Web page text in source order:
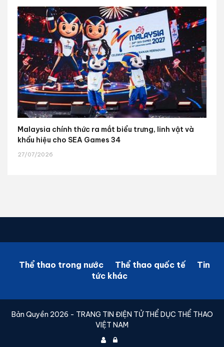
Malaysia chính thức ra mắt biểu trưng, linh vật và
khẩu hiệu cho SEA Games 34
27/07/2026
Thể thao trong nước Thể thao quốc tế
Tin
tức khác
Bản Quyền 2026 - TRANG TIN ĐIỆN TỬ THỂ DỤC THỂ THAO
VIỆT NAM